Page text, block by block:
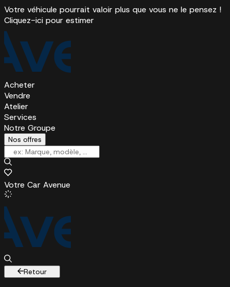
Votre véhicule pourrait valoir plus que vous ne le pensez !
Cliquez-ici pour estimer
Acheter
Vendre
Atelier
Services
Notre Groupe
Nos offres
Votre Car Avenue
Retour